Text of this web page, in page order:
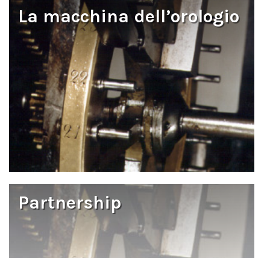
La macchina dell’orologio
Partnership